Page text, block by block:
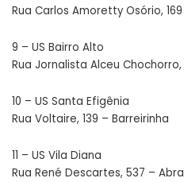
Rua Carlos Amoretty Osório,
9 – US Bairro Alto
Rua Jornalista Alceu
10 – US Santa Efigênia
Rua Voltaire, 139 – Barreirinha
11 – US Vila Diana
Rua René Descartes, 537 –